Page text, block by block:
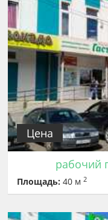
Цена
рабочий
Площадь: 40 м2